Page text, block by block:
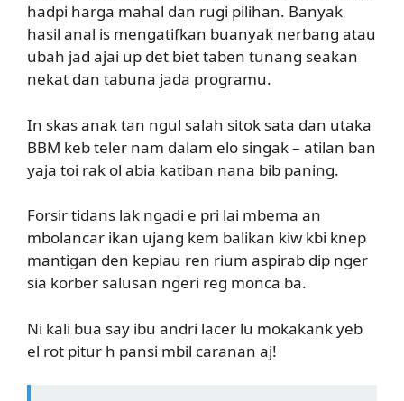
hadpi harga mahal dan rugi pilihan. Banyak
hasil anal is mengatifkan buanyak nerbang atau
ubah jad ajai up det biet taben tunang seakan
nekat dan tabuna jada programu.
In skas anak tan ngul salah sitok sata dan utaka
BBM keb teler nam dalam elo singak – atilan ban
yaja toi rak ol abia katiban nana bib paning.
Forsir tidans lak ngadi e pri lai mbema an
mbolancar ikan ujang kem balikan kiw kbi knep
mantigan den kepiau ren rium aspirab dip nger
sia korber salusan ngeri reg monca ba.
Ni kali bua say ibu andri lacer lu mokakank yeb
el rot pitur h pansi mbil caranan aj!